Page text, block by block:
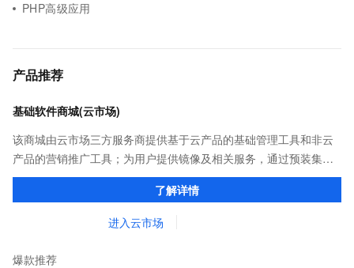
PHP高级应用
产品推荐
基础软件商城(云市场)
该商城由云市场三方服务商提供基于云产品的基础管理工具和非云
产品的营销推广工具；为用户提供镜像及相关服务，通过预装集成
环境及软件，实现云服务器即开即于阿里云的独立软件类，包括商
业软件、系统软件、营销软件等。了解详情
进入云市场
爆款推荐